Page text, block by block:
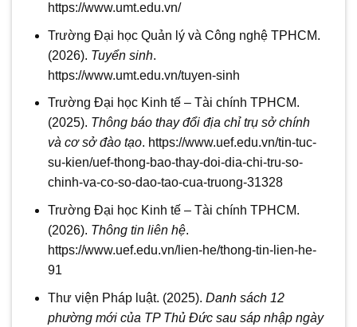
https://www.umt.edu.vn/
Trường Đại học Quản lý và Công nghệ TPHCM.
(2026). Tuyển sinh.
https://www.umt.edu.vn/tuyen-sinh
Trường Đại học Kinh tế – Tài chính TPHCM.
(2025). Thông báo thay đổi địa chỉ trụ sở chính
và cơ sở đào tạo. https://www.uef.edu.vn/tin-tuc-
su-kien/uef-thong-bao-thay-doi-dia-chi-tru-so-
chinh-va-co-so-dao-tao-cua-truong-31328
Trường Đại học Kinh tế – Tài chính TPHCM.
(2026). Thông tin liên hệ.
https://www.uef.edu.vn/lien-he/thong-tin-lien-he-
91
Thư viện Pháp luật. (2025). Danh sách 12
phường mới của TP Thủ Đức sau sáp nhập ngày